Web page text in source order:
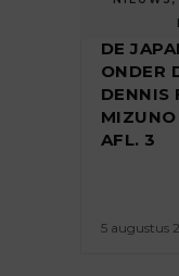
DE
ONDER
DENNIS
AFL. 3
5 augustus